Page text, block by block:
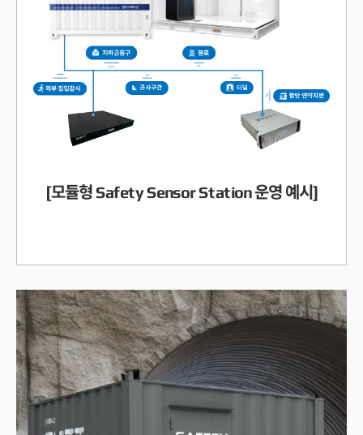
[모듈형 Safety Sensor Station 운영 예시]